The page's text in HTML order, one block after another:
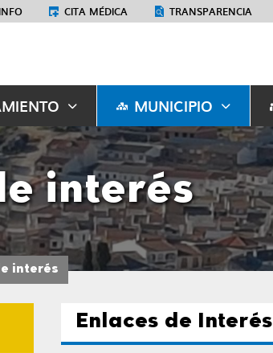
CITA MÉDICA TRANSPARENCIA
MUNICIPIO
interés
interés
Enlaces de Interés